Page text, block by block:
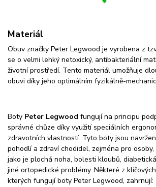
Materiál
Obuv značky Peter Legwood je vyrobena z
se o velmi lehký netoxický, antibakteriální
životní prostředí. Tento materiál umožňuje
obuvi díky jeho optimálním fyzikálně-
Boty Peter Legwood fungují na principu
správné chůze díky využití speciálních
zdravotních vlastností. Tyto boty jsou
pohodlí a zdraví chodidel, zejména pro
jako je plochá noha, bolesti kloubů,
jiné ortopedické problémy. Některé z
kterých fungují boty Peter Legwood, zahrnují: